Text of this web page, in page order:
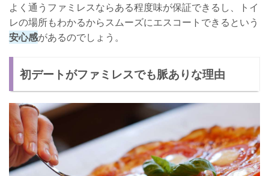
よく通うファミレスならある程度味が保証できるし、トイ
レの場所もわかるからスムーズにエスコートできるという
安心感があるのでしょう。
初デートがファミレスでも脈ありな理由